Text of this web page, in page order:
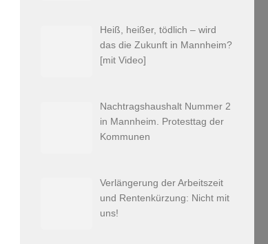
Heiß, heißer, tödlich – wird
das die Zukunft in Mannheim?
[mit Video]
Nachtragshaushalt Nummer 2
in Mannheim. Protesttag der
Kommunen
Verlängerung der Arbeitszeit
und Rentenkürzung: Nicht mit
uns!